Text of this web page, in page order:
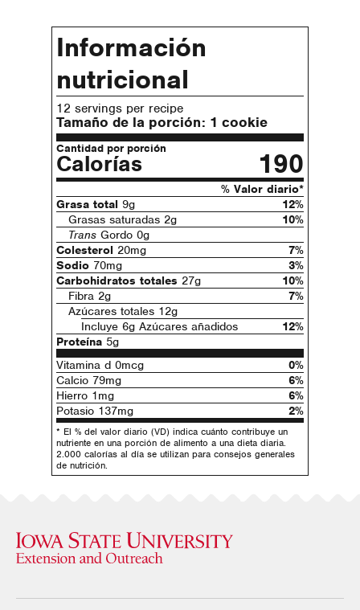
Información
nutricional
12 servings per recipe
Tamaño de la porción: 1 cookie
Cantidad por porción
Calorías 190
% Valor diario*
Grasa total 9g
12%
Grasas saturadas 2g
10%
Trans Gordo 0g
Colesterol 20mg
7%
Sodio 70mg
3%
Carbohidratos totales 27g
10%
Fibra 2g
7%
Azúcares totales 12g
Incluye 6g Azúcares añadidos
12%
Proteína 5g
Vitamina d 0mcg
0%
Calcio 79mg
6%
Hierro 1mg
6%
Potasio 137mg
2%
* El % del valor diario (VD) indica cuánto contribuye un
nutriente en una porción de alimento a una dieta diaria.
2.000 calorías al día se utilizan para consejos generales
de nutrición.